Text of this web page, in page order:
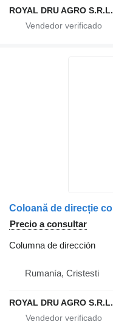
ROYAL DRU AGRO S.R.L.
Precio a consultar
Columna de dirección
Rumanía, Cristesti
ROYAL DRU AGRO S.R.L.